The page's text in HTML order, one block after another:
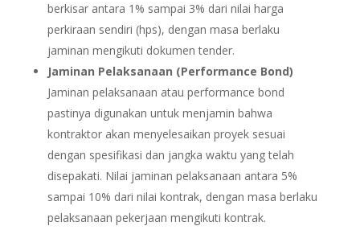
berkisar antara 1% sampai 3% dari nilai harga
perkiraan sendiri (hps), dengan masa berlaku
jaminan mengikuti dokumen tender.
Jaminan Pelaksanaan (Performance Bond)
Jaminan pelaksanaan atau performance bond
pastinya digunakan untuk menjamin bahwa
kontraktor akan menyelesaikan proyek sesuai
dengan spesifikasi dan jangka waktu yang telah
disepakati. Nilai jaminan pelaksanaan antara 5%
sampai 10% dari nilai kontrak, dengan masa berlaku
pelaksanaan pekerjaan mengikuti kontrak.